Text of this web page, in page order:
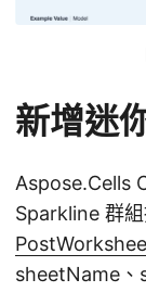
新增迷
Aspose.Cells
Sparkline 群組
sheetName、